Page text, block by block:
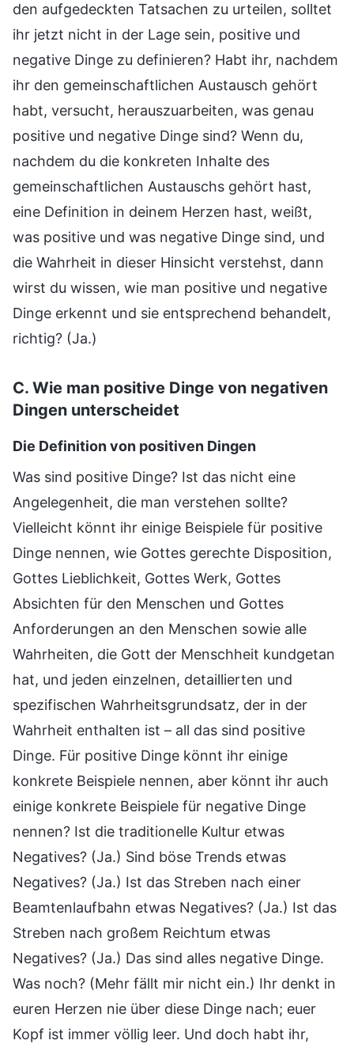
den aufgedeckten Tatsachen zu urteilen, solltet
ihr jetzt nicht in der Lage sein, positive und
negative Dinge zu definieren? Habt ihr, nachdem
ihr den gemeinschaftlichen Austausch gehört
habt, versucht, herauszuarbeiten, was genau
positive und negative Dinge sind? Wenn du,
nachdem du die konkreten Inhalte des
gemeinschaftlichen Austauschs gehört hast,
eine Definition in deinem Herzen hast, weißt,
was positive und was negative Dinge sind, und
die Wahrheit in dieser Hinsicht verstehst, dann
wirst du wissen, wie man positive und negative
Dinge erkennt und sie entsprechend behandelt,
richtig? (Ja.)
C. Wie man positive Dinge von negativen
Dingen unterscheidet
Die Definition von positiven Dingen
Was sind positive Dinge? Ist das nicht eine
Angelegenheit, die man verstehen sollte?
Vielleicht könnt ihr einige Beispiele für positive
Dinge nennen, wie Gottes gerechte Disposition,
Gottes Lieblichkeit, Gottes Werk, Gottes
Absichten für den Menschen und Gottes
Anforderungen an den Menschen sowie alle
Wahrheiten, die Gott der Menschheit kundgetan
hat, und jeden einzelnen, detaillierten und
spezifischen Wahrheitsgrundsatz, der in der
Wahrheit enthalten ist – all das sind positive
Dinge. Für positive Dinge könnt ihr einige
konkrete Beispiele nennen, aber könnt ihr auch
einige konkrete Beispiele für negative Dinge
nennen? Ist die traditionelle Kultur etwas
Negatives? (Ja.) Sind böse Trends etwas
Negatives? (Ja.) Ist das Streben nach einer
Beamtenlaufbahn etwas Negatives? (Ja.) Ist das
Streben nach großem Reichtum etwas
Negatives? (Ja.) Das sind alles negative Dinge.
Was noch? (Mehr fällt mir nicht ein.) Ihr denkt in
euren Herzen nie über diese Dinge nach; euer
Kopf ist immer völlig leer. Und doch habt ihr,